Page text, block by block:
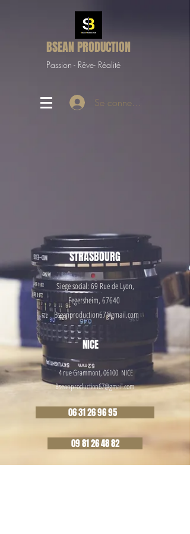
BSEAN PRODUCTION
Passion - Rêve- Réalité
Se connecter
STRASBOURG
Siege social: 69 Rue deLyon,
Fegersheim, 67640
Bseanproduction67@gmail.com
NICE
4 rue Grammont, 06100 NICE
Bseanproduction67@gmail.com
06 31 26 96 95
09 81 26 48 82